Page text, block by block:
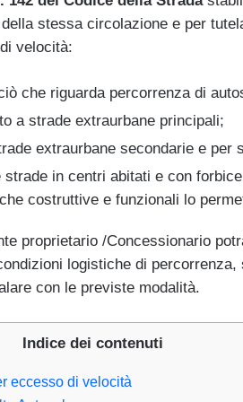
stessa circolazione e per
velocità:
che riguarda percorrenza di
a strade extraurbane principali;
extraurbane secondarie e per
strade in centri abitati e con
costruttive e funzionali lo
proprietario /Concessionario
logistiche di
con le previste modalità.
Indice dei contenuti
eccesso di velocità